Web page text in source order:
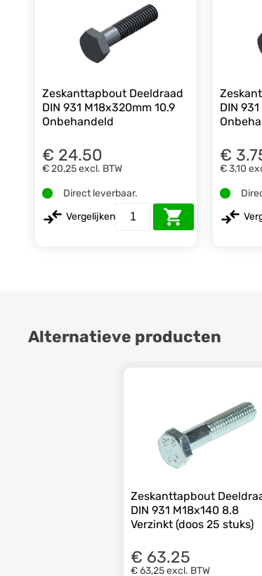
Zeskanttapbout Deeldraad
DIN 931 M18x320mm 10.9
Onbehandeld
€ 24.50
€ 20,25excl. BTW
Direct leverbaar.
Vergelijken
DIN
€
€ 3,10
Alternatieve producten
Zeskanttapbout
DIN 931 M18x140 8.8
Verzinkt (doos 25 stuks)
€ 63.25
€ 63,25excl. BTW